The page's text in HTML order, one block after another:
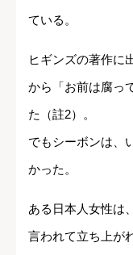
ている。
ヒギンズの著作に
から「お前は腐っ
た（註2）。
でもシーボンは、
かった。
ある日本人女性は
言われて立ち上が